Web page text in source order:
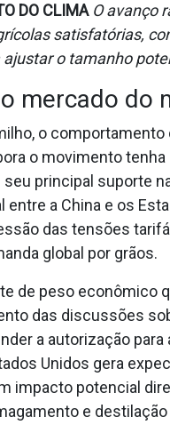
DO CLIMA O avanço
satisfatórias,
o tamanho
mercado do
o
o movimento
principal suporte
entre a China e os
das tensões
global por grãos.
de peso econômico
das discussões
a autorização
Unidos gera
impacto potencial
e